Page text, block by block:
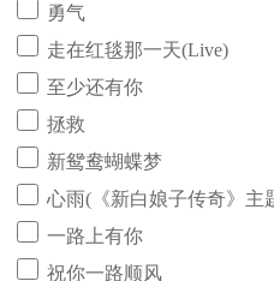
勇气
走在红毯那一天(Live)
至少还有你
拯救
新鸳鸯蝴蝶梦
心雨(《新白娘子传奇》主
一路上有你
祝你一路顺风